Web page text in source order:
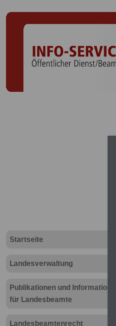
Startseite
Landesverwaltung
Publikationen und Informationen
für Landesbeamte
Landesbeamtenrecht